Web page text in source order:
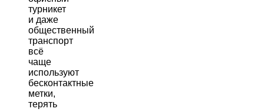
турникет
и даже
общественный
транспорт
всё
чаще
используют
бесконтактные
метки,
терять